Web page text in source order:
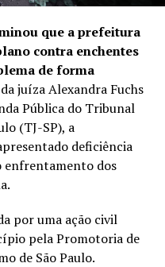
que a prefeitura
contra enchentes
de forma
juíza Alexandra Fuchs
Pública do Tribunal
(TJ-SP), a
deficiência
enfrentamento dos
por uma ação civil
pela Promotoria de
de São Paulo.